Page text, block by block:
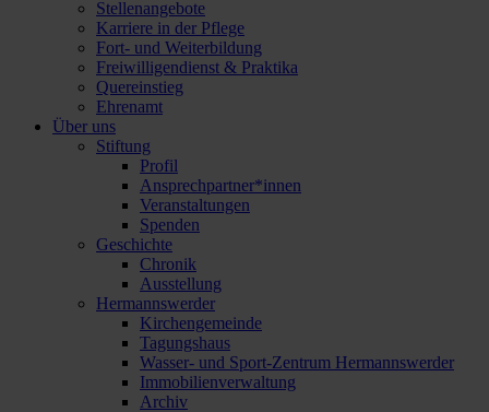
Stellenangebote
Karriere in der Pflege
Fort- und Weiterbildung
Freiwilligendienst & Praktika
Quereinstieg
Ehrenamt
Über uns
Stiftung
Profil
Ansprechpartner*innen
Veranstaltungen
Spenden
Geschichte
Chronik
Ausstellung
Hermannswerder
Kirchengemeinde
Tagungshaus
Wasser- und Sport-Zentrum Hermannswerder
Immobilienverwaltung
Archiv